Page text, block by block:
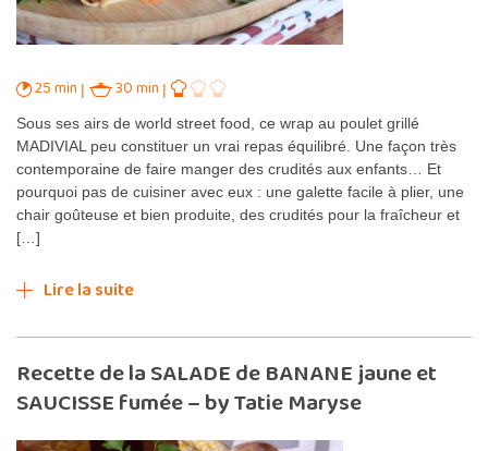
25 min 30 min
Sous ses airs de world street food, ce wrap au poulet grillé
MADIVIAL peu constituer un vrai repas équilibré. Une façon très
contemporaine de faire manger des crudités aux enfants… Et
pourquoi pas de cuisiner avec eux : une galette facile à plier, une
chair goûteuse et bien produite, des crudités pour la fraîcheur et
[…]
Lire la suite
Recette de la SALADE de BANANE jaune et
SAUCISSE fumée – by Tatie Maryse